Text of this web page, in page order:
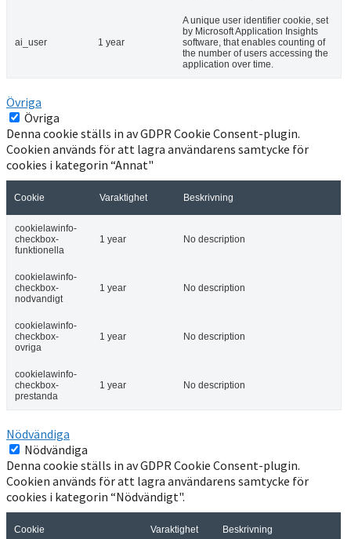
ai_user 1 year
A unique user identifier cookie, set
by Microsoft Application Insights
software, that enables counting of
the number of users accessing the
application over time.
Övriga
Övriga
Denna cookie ställs in av GDPR Cookie Consent-plugin.
Cookien används för att lagra användarens samtycke för
cookies i kategorin “Annat"
Cookie Varaktighet Beskrivning
cookielawinfo-
checkbox-
funktionella
1 year No description
cookielawinfo-
checkbox-
nodvandigt
1 year No description
cookielawinfo-
checkbox-
ovriga
1 year No description
cookielawinfo-
checkbox-
prestanda
1 year No description
Nödvändiga
Nödvändiga
Denna cookie ställs in av GDPR Cookie Consent-plugin.
Cookien används för att lagra användarens samtycke för
cookies i kategorin “Nödvändigt".
Cookie Varaktighet Beskrivning